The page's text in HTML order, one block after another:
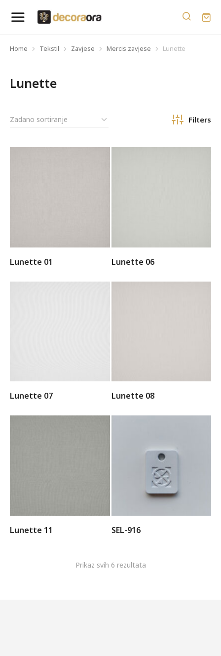
You are here:
Home Tekstil Zavjese Mercis zavjese Lunette
Lunette
Filters
Lunette 01 Lunette 06
Lunette 07 Lunette 08
Lunette 11 SEL-916
Prikaz svih 6 rezultata